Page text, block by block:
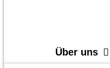
Über uns